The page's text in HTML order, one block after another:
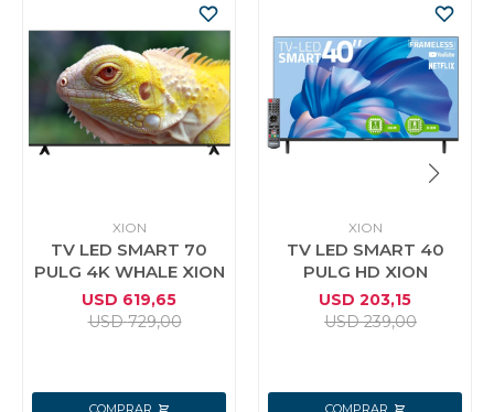
XION
TV LED SMART 70
PULG 4K WHALE XION
USD 619,65
USD 729,00
XION
TV LED SMART 40
PULG HD XION
USD 203,15
USD 239,00